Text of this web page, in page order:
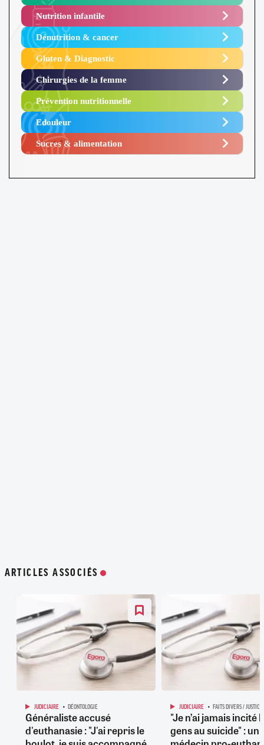
Nutrition infantile
Dénutrition & cancer
Gluten & Diagnostic
Chirurgies de la femme
Prévention nutritionnelle
Edouleur​
Sucres & alimentation​
ARTICLES ASSOCIÉS
JUDICIAIRE DÉONTOLOGIE
Généraliste accusé
d'euthanasie : "J'ai repris le
JUDICIAIRE FAITS DIVERS / JUSTICE
"Je n’ai jamais incité
gens au suicide" : un